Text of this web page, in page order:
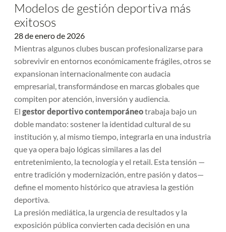
Modelos de gestión deportiva más
exitosos
28 de enero de 2026
Mientras algunos clubes buscan profesionalizarse para
sobrevivir en entornos económicamente frágiles, otros se
expansionan internacionalmente con audacia
empresarial, transformándose en marcas globales que
compiten por atención, inversión y audiencia.
El gestor deportivo contemporáneotrabaja bajo un
doble mandato: sostener la identidad cultural de su
institución y, al mismo tiempo, integrarla en una industria
que ya opera bajo lógicas similares a las del
entretenimiento, la tecnología y el retail. Esta tensión —
entre tradición y modernización, entre pasión y datos—
define el momento histórico que atraviesa la gestión
deportiva.
La presión mediática, la urgencia de resultados y la
exposición pública convierten cada decisión en una